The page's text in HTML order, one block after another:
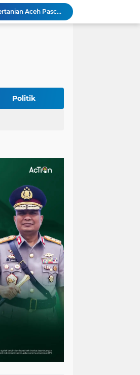
Mualem dan Mentan Sepakat Percepat Pemulihan Pertanian Aceh Pascabencana
Rp 2,5 Triliun Dana Kementan untuk Bencana, Pemerintah Aceh kelola Rp 9,7 M
Jaga Stabilitas Wilayah, Koramil Montasik Intensifkan Patroli Keamanan di Desa Binaan
Politik